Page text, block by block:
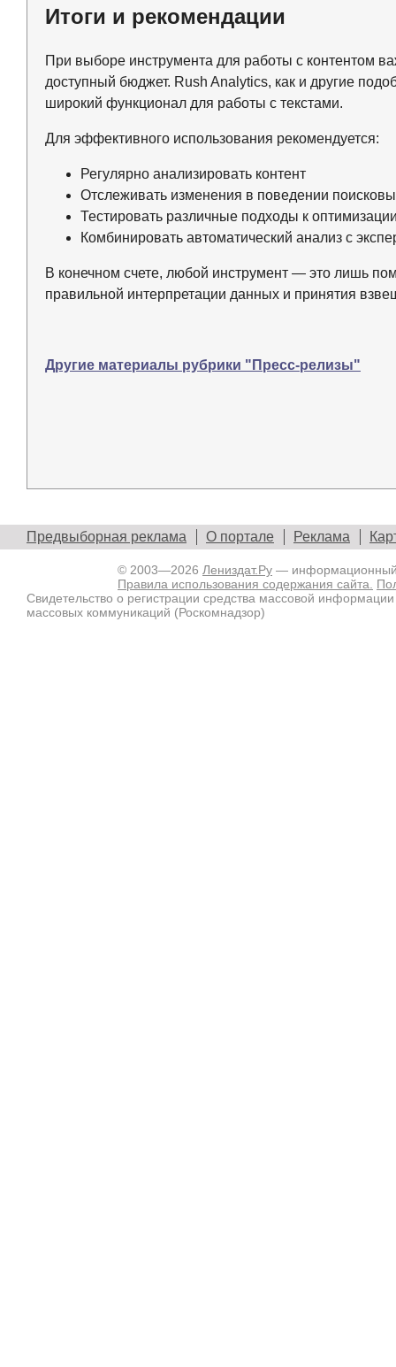
Итоги и рекомендации
При выборе инструмента для работы с контентом
доступный бюджет. Rush Analytics, как и другие
широкий функционал для работы с текстами.
Для эффективного использования рекомендуется:
Регулярно анализировать контент
Отслеживать изменения в поведении
Тестировать различные подходы к
Комбинировать автоматический анализ с
В конечном счете, любой инструмент — это лишь
правильной интерпретации данных и принятия
Другие материалы рубрики "Пресс-релизы"
Предвыборная реклама О портале Реклама
© 2003—2026 Лениздат.Ру — информационный
Правила использования содержания сайта.
Свидетельство о регистрации средства массовой
массовых коммуникаций (Роскомнадзор)